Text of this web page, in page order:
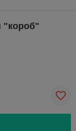
"короб"